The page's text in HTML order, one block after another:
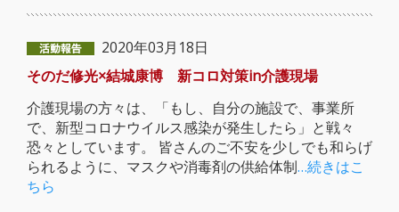
2020年03月18日
そのだ修光×結城康博 新コロ対策in介護現場
介護現場の方々は、「もし、自分の施設で、事業所
で、新型コロナウイルス感染が発生したら」と戦々
恐々としています。 皆さんのご不安を少しでも和らげ
られるように、マスクや消毒剤の供給体制…続きはこ
ちら